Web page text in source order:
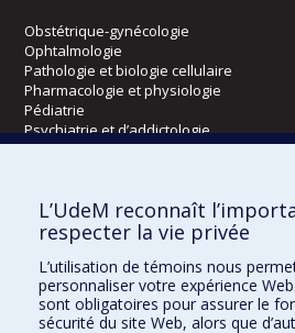
Obstétrique-gynécologie
Ophtalmologie
Pathologie et biologie cellulaire
Pharmacologie et physiologie
Pédiatrie
Psychiatrie et d’addictologie
Radiologie, radio-oncologie et
Écoles
Orthophonie et audiologie
Réadaptation
L’UdeM reconnaît
respecter la vie privée
L’utilisation de témoins nous
personnaliser votre expérience
sont obligatoires pour assurer le
sécurité du site Web, alors que